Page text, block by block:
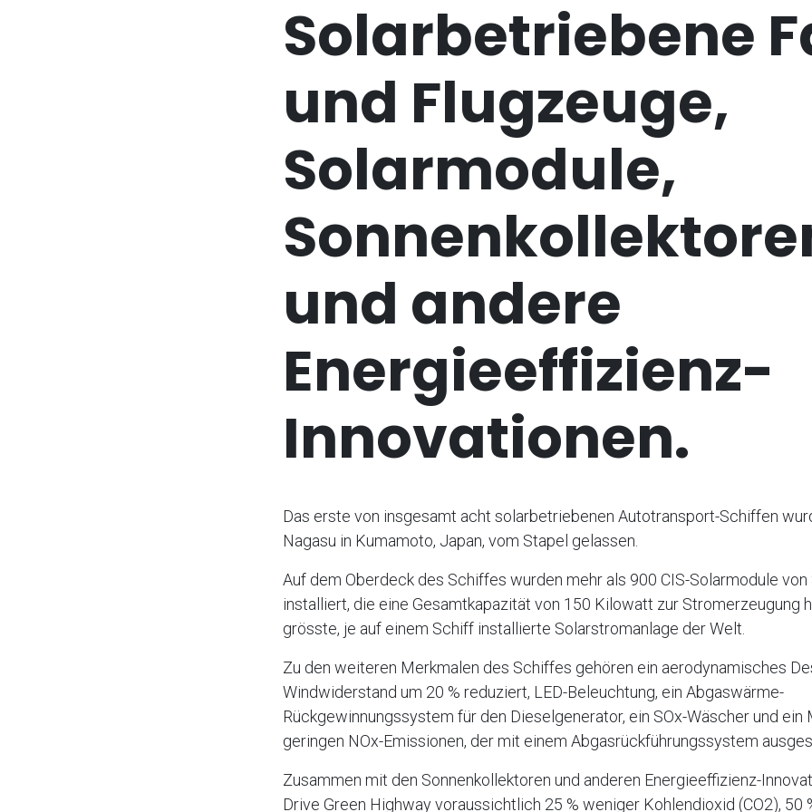
Solarbetriebene
und Flugzeuge,
Solarmodule,
und andere
Energieeffizienz-
Innovationen.
Das erste von insgesamt acht solarbetriebenen Autotransport-Schiffen
Nagasu in Kumamoto, Japan, vom Stapel gelassen.
Auf dem Oberdeck des Schiffes wurden mehr als 900 CIS-Solarmodule
installiert, die eine Gesamtkapazität von 150 Kilowatt zur Stromerzeugung
grösste, je auf einem Schiff installierte Solarstromanlage der Welt.
Zu den weiteren Merkmalen des Schiffes gehören ein aerodynamisches
Windwiderstand um 20 % reduziert, LED-Beleuchtung, ein Abgaswärme-
Rückgewinnungssystem für den Dieselgenerator, ein SOx-Wäscher und ein
geringen NOx-Emissionen, der mit einem Abgasrückführungssystem
Zusammen mit den Sonnenkollektoren und anderen Energieeffizienz-
Drive Green Highway voraussichtlich 25 % weniger Kohlendioxid (CO2), 50